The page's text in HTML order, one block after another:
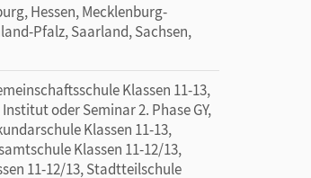
Hessen, Mecklenburg-
Pfalz, Saarland, Sachsen,
Klassen 11-13,
oder Seminar 2. Phase GY,
Klassen 11-13,
Klassen 11-12/13,
11-12/13, Stadtteilschule